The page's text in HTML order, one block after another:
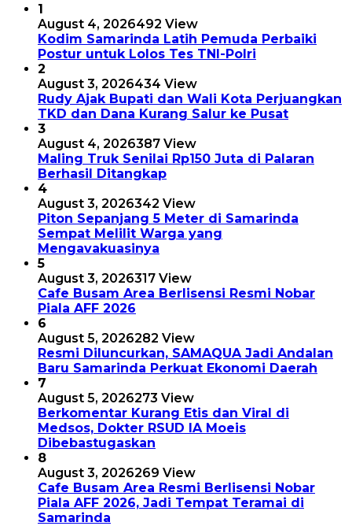
1
August 4, 2026492 View
Kodim Samarinda Latih Pemuda Perbaiki
Postur untuk Lolos Tes TNI-Polri
2
August 3, 2026434 View
Rudy Ajak Bupati dan Wali Kota Perjuangkan
TKD dan Dana Kurang Salur ke Pusat
3
August 4, 2026387 View
Maling Truk Senilai Rp150 Juta di Palaran
Berhasil Ditangkap
4
August 3, 2026342 View
Piton Sepanjang 5 Meter di Samarinda
Sempat Melilit Warga yang
Mengavakuasinya
5
August 3, 2026317 View
Cafe Busam Area Berlisensi Resmi Nobar
Piala AFF 2026
6
August 5, 2026282 View
Resmi Diluncurkan, SAMAQUA Jadi Andalan
Baru Samarinda Perkuat Ekonomi Daerah
7
August 5, 2026273 View
Berkomentar Kurang Etis dan Viral di
Medsos, Dokter RSUD IA Moeis
Dibebastugaskan
8
August 3, 2026269 View
Cafe Busam Area Resmi Berlisensi Nobar
Piala AFF 2026, Jadi Tempat Teramai di
Samarinda